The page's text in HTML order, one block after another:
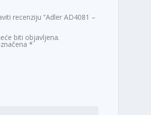
recenziju “Adler AD4081 –
biti objavljena.
*